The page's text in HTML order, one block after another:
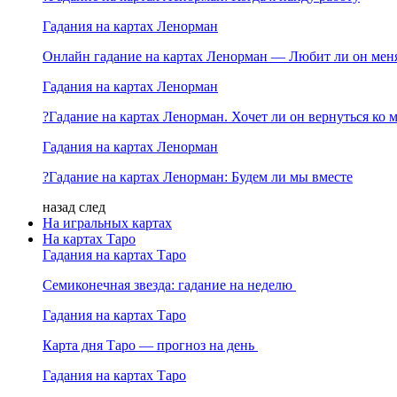
Гадания на картах Ленорман
Онлайн гадание на картах Ленорман — Любит ли он
Гадания на картах Ленорман
?Гадание на картах Ленорман. Хочет ли он вернуться ко
Гадания на картах Ленорман
?Гадание на картах Ленорман: Будем ли мы вместе
назад след
На игральных картах
На картах Таро
Гадания на картах Таро
Семиконечная звезда: гадание на неделю
Гадания на картах Таро
Карта дня Таро — прогноз на день
Гадания на картах Таро